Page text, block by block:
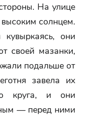
На улице
солнцем.
кувыркаясь, они
своей мазанки,
подальше от
завела их
круга, и они
— перед ними